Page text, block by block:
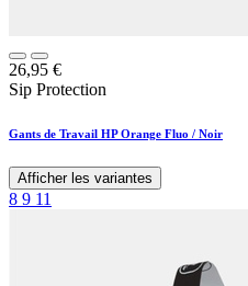
26,95 €
Sip Protection
Gants de Travail HP Orange Fluo / Noir
Afficher les variantes
8 9 11